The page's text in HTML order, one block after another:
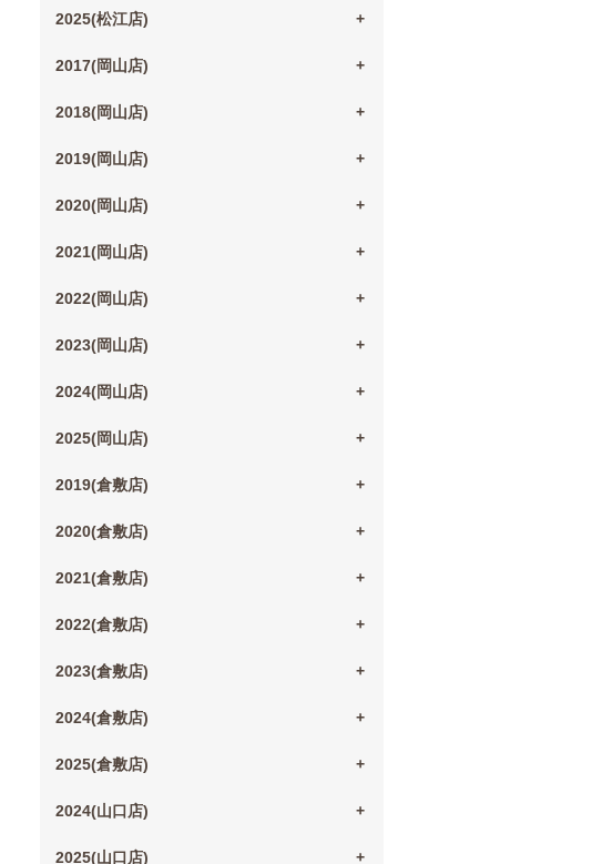
2025(松江店)
2017(岡山店)
2018(岡山店)
2019(岡山店)
2020(岡山店)
2021(岡山店)
2022(岡山店)
2023(岡山店)
2024(岡山店)
2025(岡山店)
2019(倉敷店)
2020(倉敷店)
2021(倉敷店)
2022(倉敷店)
2023(倉敷店)
2024(倉敷店)
2025(倉敷店)
2024(山口店)
2025(山口店)